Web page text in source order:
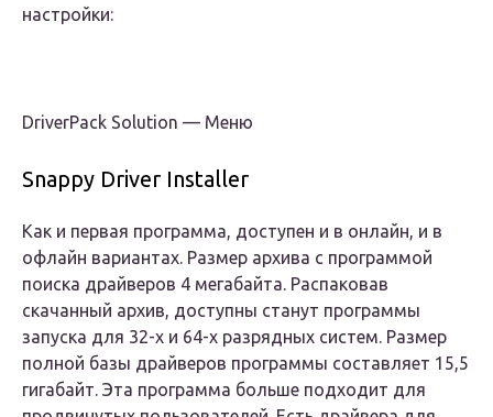
настройки:
DriverPack Solution — Меню
Snappy Driver Installer
Как и первая программа, доступен и в онлайн, и в
офлайн вариантах. Размер архива с программой
поиска драйверов 4 мегабайта. Распаковав
скачанный архив, доступны станут программы
запуска для 32-х и 64-х разрядных систем. Размер
полной базы драйверов программы составляет 15,5
гигабайт. Эта программа больше подходит для